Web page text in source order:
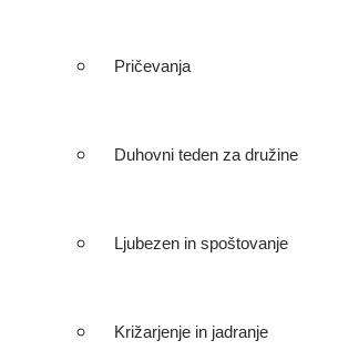
Pričevanja
Duhovni teden za družine
Ljubezen in spoštovanje
Križarjenje in jadranje